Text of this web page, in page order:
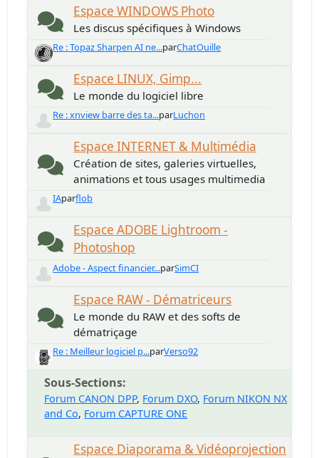
Espace WINDOWS Photo
Les discus spécifiques à Windows
Re : Topaz Sharpen AI ne...parChatOuille
Espace LINUX, Gimp...
Le monde du logiciel libre
Re : xnview barre des ta...parLuchon
Espace INTERNET & Multimédia
Création de sites, galeries virtuelles,
animations et tous usages multimedia
IAparflob
Espace ADOBE Lightroom -
Photoshop
Adobe - Aspect financier...parSimCI
Espace RAW - Dématriceurs
Le monde du RAW et des softs de
dématriçage
Re : Meilleur logiciel p...parVerso92
Sous-Sections
Forum CANON DPP Forum DXO Forum NIKON NX
and Co Forum CAPTURE ONE
Espace Diaporama & Vidéoprojection